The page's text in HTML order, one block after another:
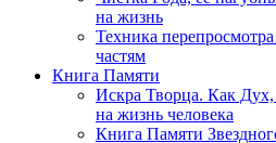
на жизнь
Техника
частям
Книга Памяти
Искра Творца. Как
на жизнь человека
Книга Памяти